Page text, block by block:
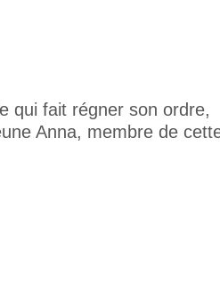
qui fait régner son ordre,
Anna, membre de